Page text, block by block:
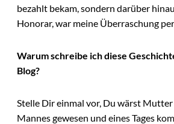
bezahlt bekam, sondern darüber
Honorar, war meine Überraschung
Warum schreibe ich diese
Blog?
Stelle Dir einmal vor, Du wärst
Mannes gewesen und eines Tages